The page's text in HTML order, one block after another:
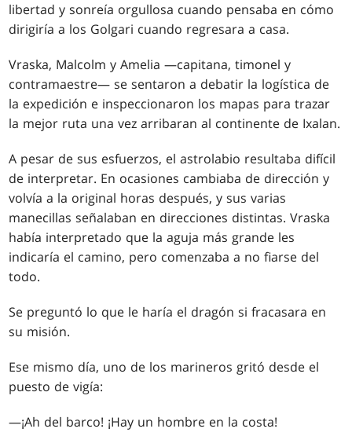
libertad y sonreía orgullosa cuando pensaba en cómo
dirigiría a los Golgari cuando regresara a casa.
Vraska, Malcolm y Amelia —capitana, timonel y
contramaestre— se sentaron a debatir la logística de
la expedición e inspeccionaron los mapas para trazar
la mejor ruta una vez arribaran al continente de Ixalan.
A pesar de sus esfuerzos, el astrolabio resultaba difícil
de interpretar. En ocasiones cambiaba de dirección y
volvía a la original horas después, y sus varias
manecillas señalaban en direcciones distintas. Vraska
había interpretado que la aguja más grande les
indicaría el camino, pero comenzaba a no fiarse del
todo.
Se preguntó lo que le haría el dragón si fracasara en
su misión.
Ese mismo día, uno de los marineros gritó desde el
puesto de vigía:
—¡Ah del barco! ¡Hay un hombre en la costa!